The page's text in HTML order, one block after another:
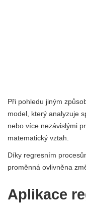
Při pohledu jiným
model, který analyzuje
nebo více nezávislými
matematický vztah.
Díky regresním
proměnná ovlivněna
Aplikace